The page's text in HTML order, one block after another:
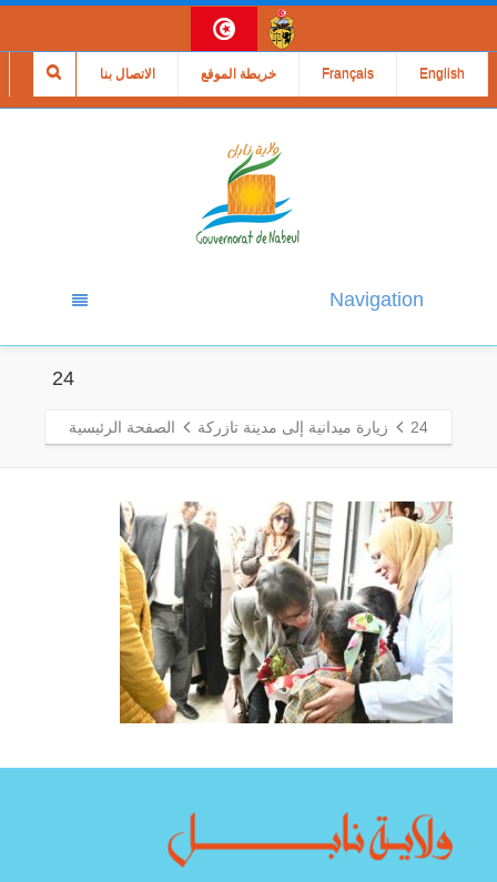
الاتصال بنا خريطة الموقع Français English
Navigation
24
24 زيارة ميدانية إلى مدينة تازركة الصفحة الرئيسية